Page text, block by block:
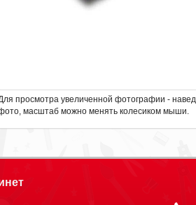
просмотра увеличенной фотографии -
масштаб можно менять колесиком мыши.